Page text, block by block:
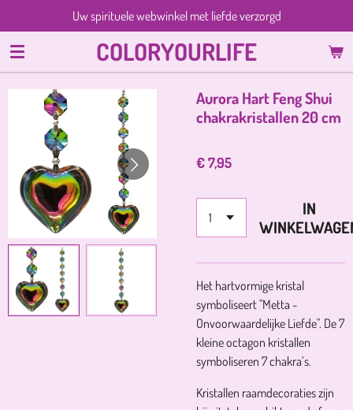
direct
naar
de
hoofdinhoud
COLORYOURLIFE
Uw spirituele webwinkel met liefde verzorgd
Aurora Hart Feng Shui
chakrakristallen 20 cm
€ 7,95
IN
Het hartvormige kristal
symboliseert "Metta -
Onvoorwaardelijke Liefde". De 7
kleine octagon kristallen
symboliseren 7 chakra’s.
Kristallen raamdecoraties zijn